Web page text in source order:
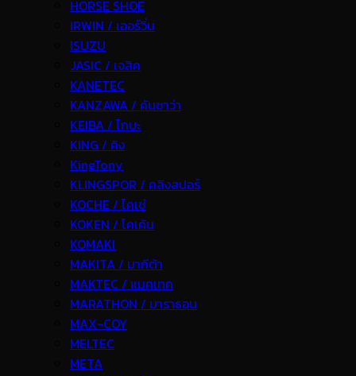
HORSE SHOE
IRWIN / เออร์วิ่น
ISUZU
JASIC / เจสิค
KANETEC
KANZAWA / คันซาว่า
KEIBA / ไกบะ
KING / คิง
KingTony
KLINGSPOR / คลิงสปอร์
KOCHE / โคเช่
KOKEN / โคเค้น
KOMAKI
MAKITA / มากีต้า
MAKTEC / แมคเทค
MARATHON / มาราธอน
MAX-COY
MELTEC
META